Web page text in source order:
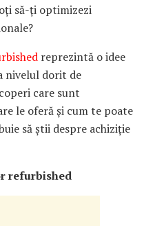
să-ți optimizezi
reprezintă o idee
nivelul dorit de
care sunt
le oferă și cum te poate
să știi despre achiziție
refurbished